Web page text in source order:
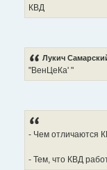
КВД
Лукич
"ВенЦеКа' "
- Чем отличаются
- Тем, что КВД